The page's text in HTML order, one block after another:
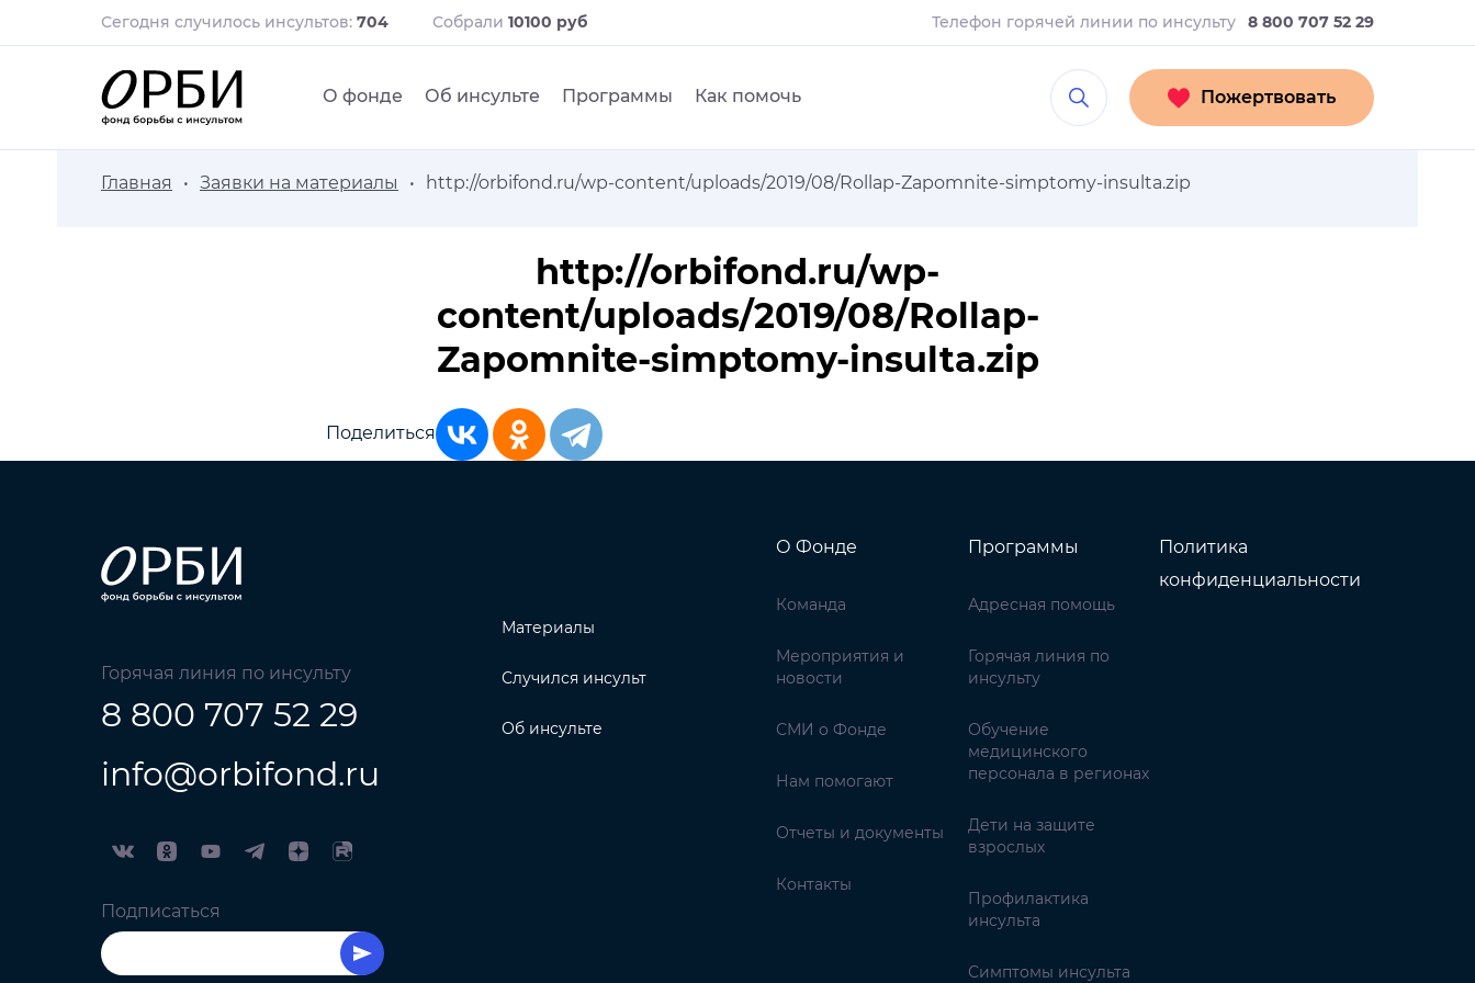
Сегодня случилось инсультов: 704 Собрали 10100 руб Телефон горячей линии по инсульту 8 800 707 52 29
О фонде Об инсульте Программы Как помочь Пожертвовать
Главная Заявки на материалы http://orbifond.ru/wp-content/uploads/2019/08/Rollap-Zapomnite-simptomy-insulta.zip
http://orbifond.ru/wp-
content/uploads/2019/08/Rollap-
Zapomnite-simptomy-insulta.zip
Поделиться
Горячая линия по инсульту
8 800 707 52 29
info@orbifond.ru
Подписаться
Материалы
Случился инсульт
Об инсульте
О Фонде
Команда
Мероприятия и
новости
СМИ о Фонде
Нам помогают
Отчеты и документы
Контакты
Программы
Адресная помощь
Горячая линия по
инсульту
Обучение
медицинского
персонала в регионах
Дети на защите
взрослых
Профилактика
инсульта
Симптомы инсульта
Политика
конфиденциальности